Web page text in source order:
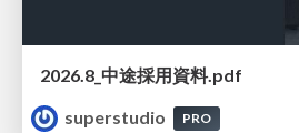
2026.8_中途採用資料.pdf
superstudio
PRO